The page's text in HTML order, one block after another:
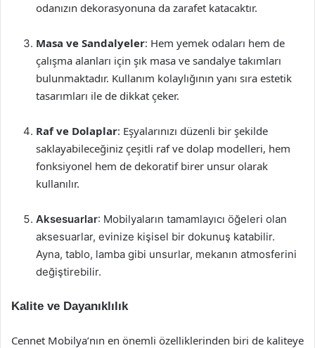
odanızın dekorasyonuna da zarafet katacaktır.
Masa ve Sandalyeler: Hem yemek odaları hem de
çalışma alanları için şık masa ve sandalye takımları
bulunmaktadır. Kullanım kolaylığının yanı sıra estetik
tasarımları ile de dikkat çeker.
Raf ve Dolaplar: Eşyalarınızı düzenli bir şekilde
saklayabileceğiniz çeşitli raf ve dolap modelleri, hem
fonksiyonel hem de dekoratif birer unsur olarak
kullanılır.
Aksesuarlar: Mobilyaların tamamlayıcı öğeleri olan
aksesuarlar, evinize kişisel bir dokunuş katabilir.
Ayna, tablo, lamba gibi unsurlar, mekanın atmosferini
değiştirebilir.
Kalite ve Dayanıklılık
Cennet Mobilya’nın en önemli özelliklerinden biri de kaliteye